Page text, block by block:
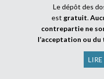
Le dépôt des
est gratuit.
contrepartie ne
l’acceptation ou